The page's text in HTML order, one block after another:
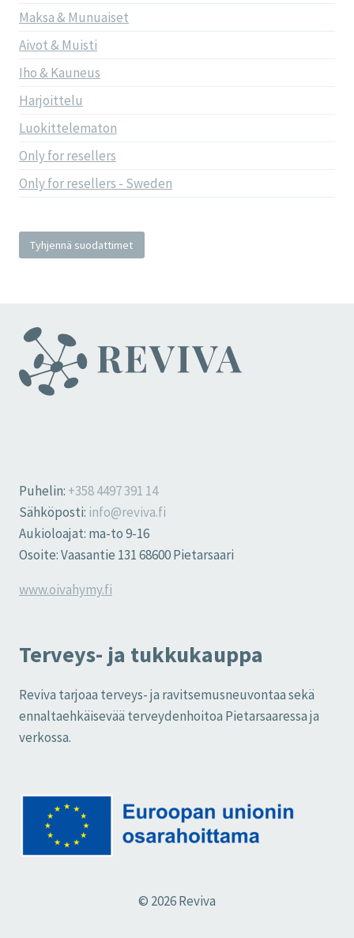
Maksa & Munuaiset
Aivot & Muisti
Iho & Kauneus
Harjoittelu
Luokittelematon
Only for resellers
Only for resellers - Sweden
Tyhjennä suodattimet
Puhelin: +358 4497 391 14
Sähköposti: info@reviva.fi
Aukioloajat: ma-to 9-16
Osoite: Vaasantie 131 68600 Pietarsaari
www.oivahymy.fi
Terveys- ja tukkukauppa
Reviva tarjoaa terveys- ja ravitsemusneuvontaa sekä
ennaltaehkäisevää terveydenhoitoa Pietarsaaressa ja
verkossa.
© 2026 Reviva